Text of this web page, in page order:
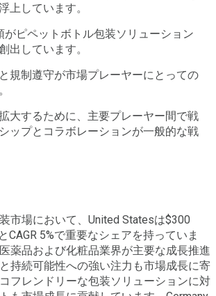
上しています。
がピペットボトル包装ソリューション
出しています。
規制遵守が市場プレーヤーにとっての
大するために、主要プレーヤー間で戦
ップとコラボレーションが一般的な戦
市場において、United Statesは$300
CAGR 5%で重要なシェアを持っていま
薬品および化粧品業界が主要な成長推進
持続可能性への強い注力も市場成長に寄
フレンドリーな包装ソリューションに対